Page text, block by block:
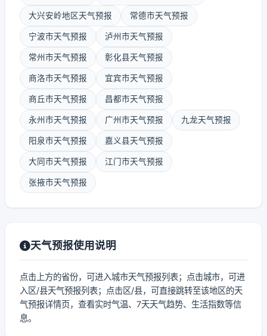
大兴安岭地区天气预报 常德市天气预报
宁波市天气预报 泸州市天气预报
常州市天气预报 彰化县天气预报
商洛市天气预报 宜宾市天气预报
商丘市天气预报 昌都市天气预报
永州市天气预报 广州市天气预报 九龙天气预报
阳泉市天气预报 嘉义县天气预报
大同市天气预报 江门市天气预报
张掖市天气预报
天气预报使用说明
点击上方的省份，可进入城市天气预报列表；点击城市，可进
入区/县天气预报列表；点击区/县，可直接跳转至该地区的天
气预报详情页，查看实时气温、7天天气趋势、生活指数等信
息。